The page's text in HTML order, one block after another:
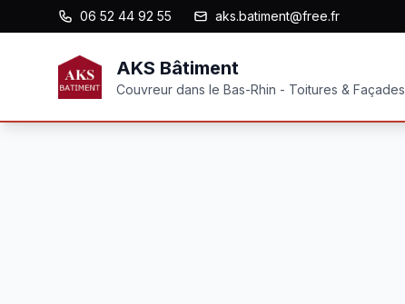
06 52 44 92 55 aks.batiment@free.fr
AKS Bâtiment
Couvreur dans le Bas-Rhin - Toitures & Façades